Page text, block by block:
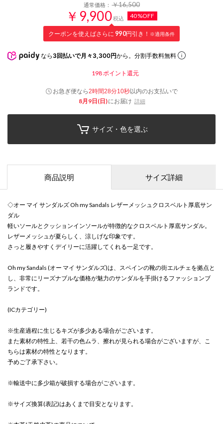
通常価格：￥16,500
￥9,900税込 40%OFF
クーポンを使えばさらに 990円引き！ ※適用条件
なら 3回払いで月々3,300円から。分割手数料無料
198 ポイント還元
お急ぎ便なら2時間28分09秒以内のお支払いで
8月9日(日)にお届け 詳細
サイズ・色を選ぶ
商品説明 サイズ詳細
◇オー マイ サンダルズ Oh my Sandals レザーメッシュクロスベルト厚底サン
ダル
軽いソールとクッションインソールが特徴的なクロスベルト厚底サンダル。
レザーメッシュが夏らしく、涼しげな印象です。
さっと履きやすくデイリーに活躍してくれる一足です。
Oh my Sandals (オー マイ サンダルズ)は、スペインの靴の街エルチェを拠点と
し、非常にリーズナブルな価格が魅力のサンダルを手掛けるファッションブ
ランドです。
(ICカテゴリー)
※生産過程に生じるキズが多少ある場合がございます。
また素材の特性上、若干の色ムラ、擦れが見られる場合がございますが、こ
ちらは素材の特性となります。
予めご了承下さい。
※輸送中に多少箱が破損する場合がございます。
※サイズ換算(表記)はあくまで目安となります。